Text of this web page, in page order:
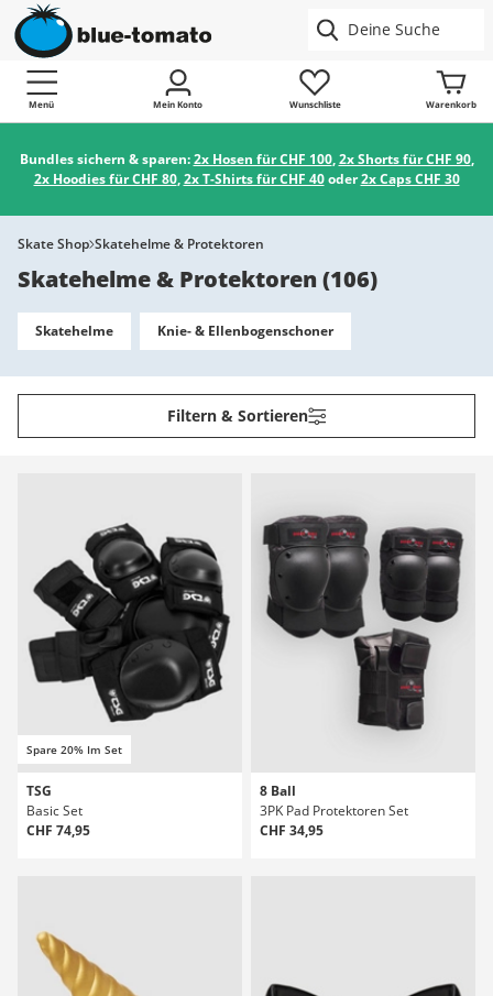
Menü Mein Konto Wunschliste Warenkorb
Bundles sichern & sparen:2x Hosen für CHF 100,2x Shorts für CHF 90,
2x Hoodies für CHF 80,2x T-Shirts für CHF 40oder2x Caps CHF 30
Skate Shop Skatehelme & Protektoren
Skatehelme & Protektoren(106)
Skatehelme Knie- & Ellenbogenschoner
Filtern & Sortieren
Spare 20% Im Set
TSG
Basic Set
CHF 74,95
8 Ball
3PK Pad Protektoren Set
CHF 34,95